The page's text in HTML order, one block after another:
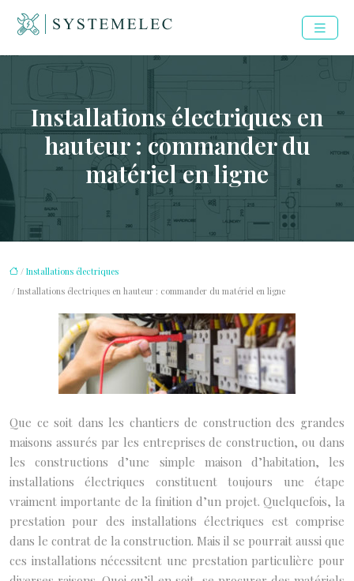
Installations électriques en
hauteur : commander du
matériel en ligne
/ Installations électriques
/ Installations électriques en hauteur : commander du matériel en ligne
Que ce soit dans les chantiers de construction des grandes
maisons assurés par les entreprises de construction, ou dans
les constructions d’une simple maison d’habitation, les
installations électriques constituent toujours une étape
vraiment importante de la finition d’un projet. Quelquefois, la
prestation pour des installations électriques est comprise
dans le contrat de la construction. Mais il se pourrait aussi que
ces installations nécessitent une prestation particulière pour